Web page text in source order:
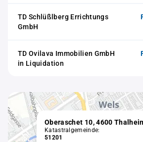
TD Schlüßlberg Errichtungs
GmbH
TD Ovilava Immobilien GmbH
in Liquidation
Oberaschet 10, 4600
Katastralgemeinde:
51201